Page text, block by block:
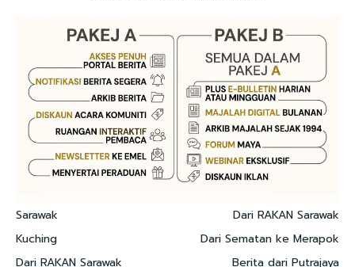
Sarawak
Kuching
Dari RAKAN Sarawak
Dari RAKAN Sarawak
Dari Sematan ke Merapok
Berita dari Putrajaya